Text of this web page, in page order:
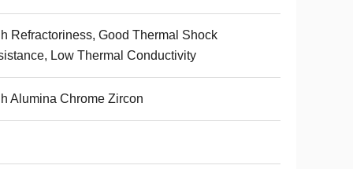
Refractoriness, Good Thermal Shock
Low Thermal Conductivity
Alumina Chrome Zircon